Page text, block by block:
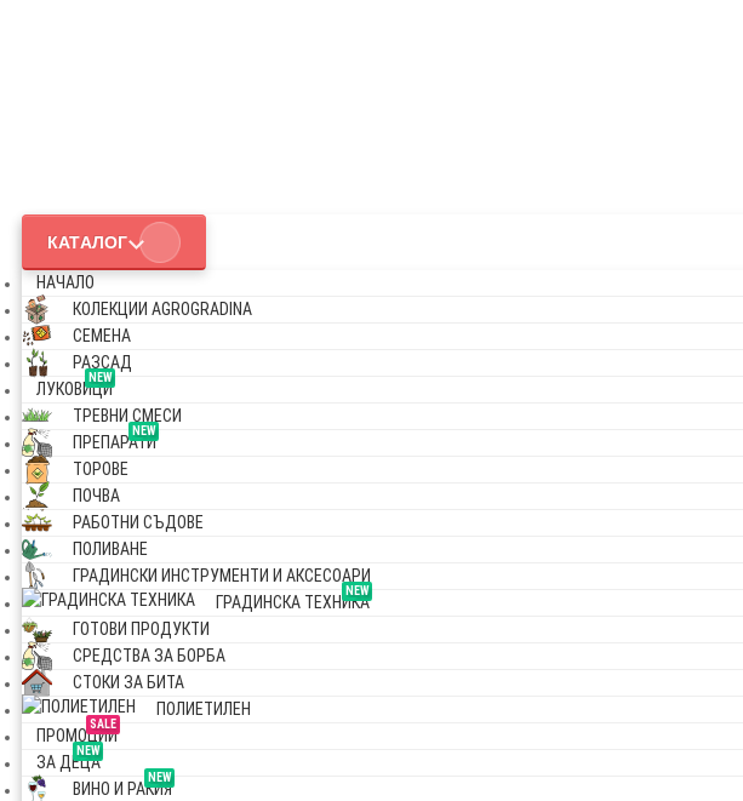
КАТАЛОГ
НАЧАЛО
КОЛЕКЦИИ AGROGRADINA
СЕМЕНА
РАЗСАД
NEW
ЛУКОВИЦИ
ТРЕВНИ СМЕСИ
NEW
ПРЕПАРАТИ
ТОРОВЕ
ПОЧВА
РАБОТНИ СЪДОВЕ
ПОЛИВАНЕ
ГРАДИНСКИ ИНСТРУМЕНТИ И АКСЕСОАРИ
NEW
ГРАДИНСКА ТЕХНИКА
ГОТОВИ ПРОДУКТИ
СРЕДСТВА ЗА БОРБА
СТОКИ ЗА БИТА
ПОЛИЕТИЛЕН
SALE
ПРОМОЦИИ
NEW
ЗА ДЕЦА
NEW
ВИНО И РАКИЯ